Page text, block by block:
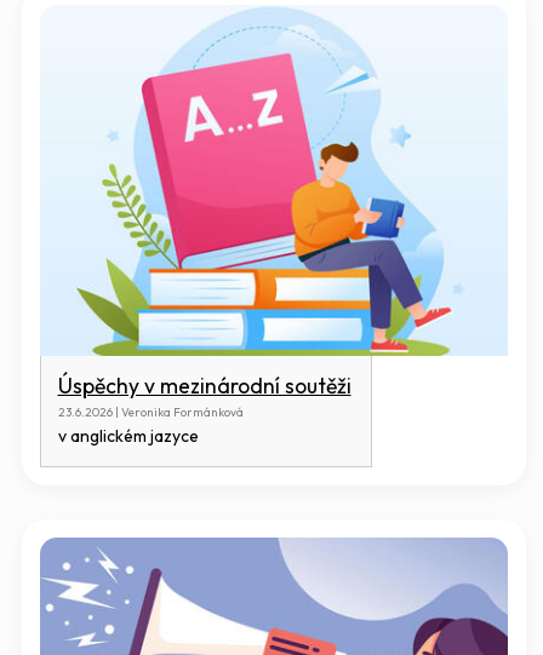
Úspěchy v mezinárodní soutěži
23.6.2026 | Veronika Formánková
v anglickém jazyce